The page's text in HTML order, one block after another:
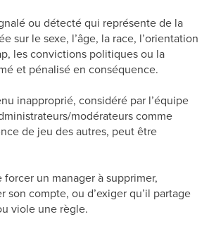
ou détecté qui représente de la
sur le sexe, l’âge, la race, l’orientation
les convictions politiques ou la
et pénalisé en conséquence.
inapproprié, considéré par l’équipe
modérateurs comme
de jeu des autres, peut être
un manager à supprimer,
son compte, ou d’exiger qu’il partage
viole une règle.